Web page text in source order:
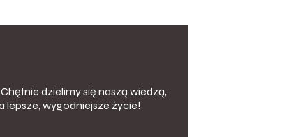
dzielimy się naszą wiedzą,
lepsze, wygodniejsze życie!